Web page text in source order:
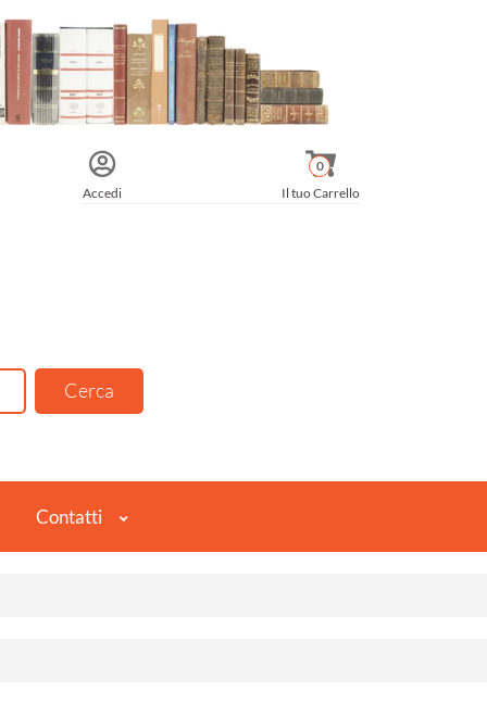
Accedi Il tuo Carrello
0
Contatti